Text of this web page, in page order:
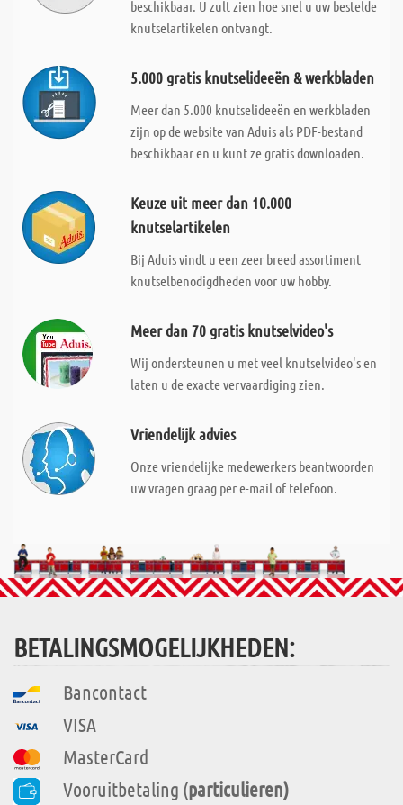
beschikbaar. U zult zien hoe snel u uw bestelde
knutselartikelen ontvangt.
5.000 gratis knutselideeën & werkbladen
Meer dan 5.000 knutselideeën en werkbladen
zijn op de website van Aduis als PDF-bestand
beschikbaar en u kunt ze gratis downloaden.
Keuze uit meer dan 10.000
knutselartikelen
Bij Aduis vindt u een zeer breed assortiment
knutselbenodigdheden voor uw hobby.
Meer dan 70 gratis knutselvideo's
Wij ondersteunen u met veel knutselvideo's en
laten u de exacte vervaardiging zien.
Vriendelijk advies
Onze vriendelijke medewerkers beantwoorden
uw vragen graag per e-mail of telefoon.
BETALINGSMOGELIJKHEDEN:
Bancontact
VISA
MasterCard
Vooruitbetaling (particulieren)